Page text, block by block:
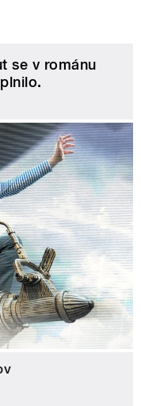
se v románu